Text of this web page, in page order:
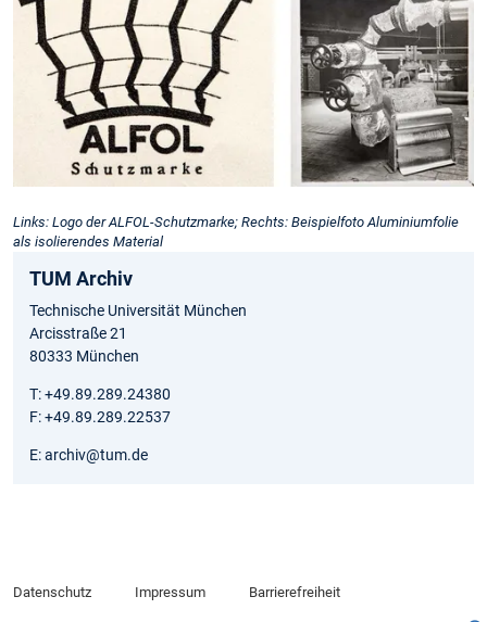
Links: Logo der ALFOL-Schutzmarke; Rechts: Beispielfoto Aluminiumfolie
als isolierendes Material
TUM Archiv
Technische Universität München
Arcisstraße 21
80333 München
T: +49.89.289.24380
F: +49.89.289.22537
E: archiv@tum.de
Datenschutz Impressum Barrierefreiheit